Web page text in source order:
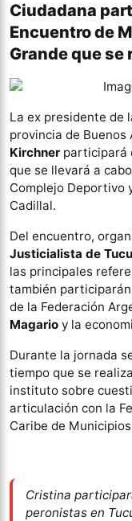
Ciudadana
Encuentro de
Grande que se
La ex presidente de
provincia de Buenos
Kirchner participará
que se llevará a
Complejo Deportivo
Cadillal.
Del encuentro,
Justicialista de
las principales
también
de la Federación
Magario y la
Durante la jornada
tiempo que se
instituto sobre
articulación con la
Caribe de
Cristina
peronistas en